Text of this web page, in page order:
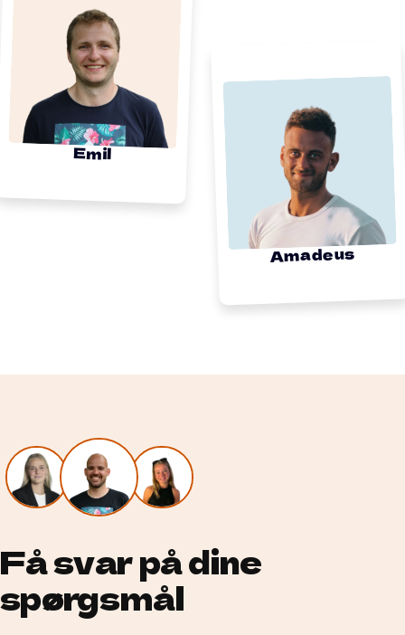
Emil
Amadeus
Få svar på dine
spørgsmål